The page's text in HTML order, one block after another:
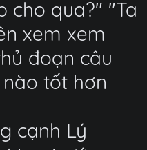
cho qua?" "Ta
xem xem
đoạn câu
tốt hơn
cạnh Lý